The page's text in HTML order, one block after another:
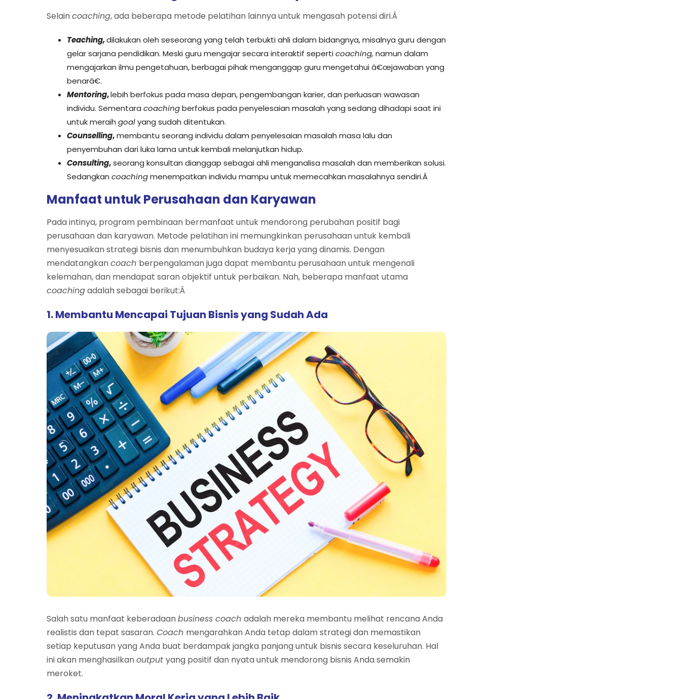
Selaincoaching, ada beberapa metode pelatihan lainnya untuk mengasah potensi diri.Â
Teaching,dilakukan oleh seseorang yang telah terbukti ahli dalam bidangnya, misalnya guru dengan
gelar sarjana pendidikan. Meski guru mengajar secara interaktif seperticoaching, namun dalam
mengajarkan ilmu pengetahuan, berbagai pihak menganggap guru mengetahui â€œjawaban yang
benarâ€.
Mentoring,lebih berfokus pada masa depan, pengembangan karier, dan perluasan wawasan
individu. Sementara coachingberfokus pada penyelesaian masalah yang sedang dihadapi saat ini
untuk meraih goalyang sudah ditentukan.
Counselling,membantu seorang individu dalam penyelesaian masalah masa lalu dan
penyembuhan dari luka lama untuk kembali melanjutkan hidup.
Consulting,seorang konsultan dianggap sebagai ahli menganalisa masalah dan memberikan solusi.
Sedangkan coachingmenempatkan individu mampu untuk memecahkan masalahnya sendiri.Â
Manfaat untuk Perusahaan dan Karyawan
Pada intinya, program pembinaan bermanfaat untuk mendorong perubahan positif bagi
perusahaan dan karyawan. Metode pelatihan ini memungkinkan perusahaan untuk kembali
menyesuaikan strategi bisnis dan menumbuhkan budaya kerja yang dinamis. Dengan
mendatangkancoach berpengalaman juga dapat membantu perusahaan untuk mengenali
kelemahan, dan mendapat saran objektif untuk perbaikan. Nah, beberapa manfaat utama
coachingadalah sebagai berikut:Â
1. Membantu Mencapai Tujuan Bisnis yang Sudah Ada
Salah satu manfaat keberadaanbusiness coach adalah mereka membantu melihat rencana Anda
realistis dan tepat sasaran. Coach mengarahkan Anda tetap dalam strategi dan memastikan
setiap keputusan yang Anda buat berdampak jangka panjang untuk bisnis secara keseluruhan. Hal
ini akan menghasilkanoutput yang positif dan nyata untuk mendorong bisnis Anda semakin
meroket.